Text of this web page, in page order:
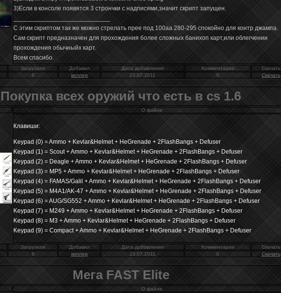
3)Если в консоле появятся 3 стрончки с надписями,значит скрипт запущен.
____________________________
С этим скриптом так же можно стрелать прее под 100аа 280-295 спокойно для контр джампа.
Сам скрипт предназначен для прохождения более сложных банихоп карт,или облегчении
прохождения обычныйх карт.
Всем спасибо.
Загрузили Добавил Дата добавления Комментарии
Скачать
9 киллер 23.07.2011 0 Скачать
Покупка всех оружий что есть в cs 1.6
О файле
Клавиши:
Keypad (0) = Ammo + Kevlar&Helmet + HeGrenade + 2FlashBangs + Defuser
Keypad (1) = Scout + Ammo + Kevlar&Helmet + HeGrenade + 2FlashBangs + Defuser
Keypad (2) = Deagle + Ammo + Kevlar&Helmet + HeGrenade + 2FlashBangs + Defuser
Keypad (3) = MP5 + Ammo + Kevlar&Helmet + HeGrenade + 2FlashBangs + Defuser
Keypad (4) = FAMAS/Galil + Ammo + Kevlar&Helmet + HeGrenade + 2FlashBangs + Defuser
Keypad (5) = M4A1/AK-47 + Ammo + Kevlar&Helmet + HeGrenade + 2FlashBangs + Defuser
Keypad (6) = AUG/SG552 + Ammo + Kevlar&Helmet + HeGrenade + 2FlashBangs + Defuser
Keypad (7) = M249 + Ammo + Kevlar&Helmet + HeGrenade + 2FlashBangs + Defuser
Keypad (8) = M3 + Ammo + Kevlar&Helmet + HeGrenade + 2FlashBangs + Defuser
Keypad (9) = Compact + Ammo + Kevlar&Helmet + HeGrenade + 2FlashBangs + Defuser
Загрузили Добавил Дата добавления Комментарии
Скачать
8 киллер 23.07.2011 0 Скачать
Мега FAST Elite
О файле